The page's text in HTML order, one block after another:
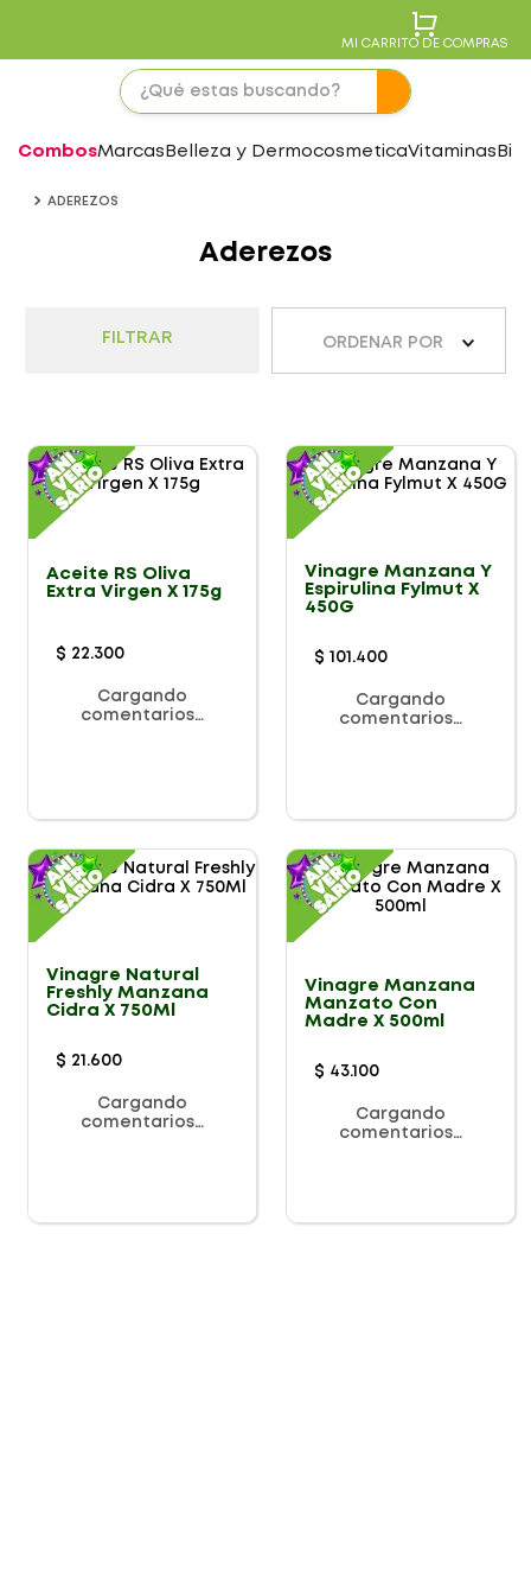
MI CARRITO DE COMPRAS
CombosMarcas Belleza y DermocosmeticaVitaminas
ADEREZOS
Aderezos
FILTRAR ORDENAR POR
Aceite RS Oliva
Extra Virgen X 175g
$ 22.300
Cargando
comentarios…
Vinagre Manzana Y
Espirulina Fylmut X
450G
$ 101 .400
Cargando
comentarios…
Vinagre Natural
Freshly Manzana
Cidra X 750Ml
$ 21 .600
Cargando
comentarios…
Vinagre Manzana
Manzato Con
Madre X 500ml
$ 43.100
Cargando
comentarios…